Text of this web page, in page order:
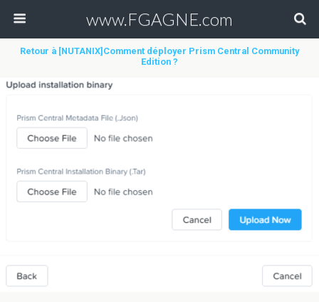
www.FGAGNE.com
Retour à [NUTANIX]Comment déployer Prism Central Community
Edition ?